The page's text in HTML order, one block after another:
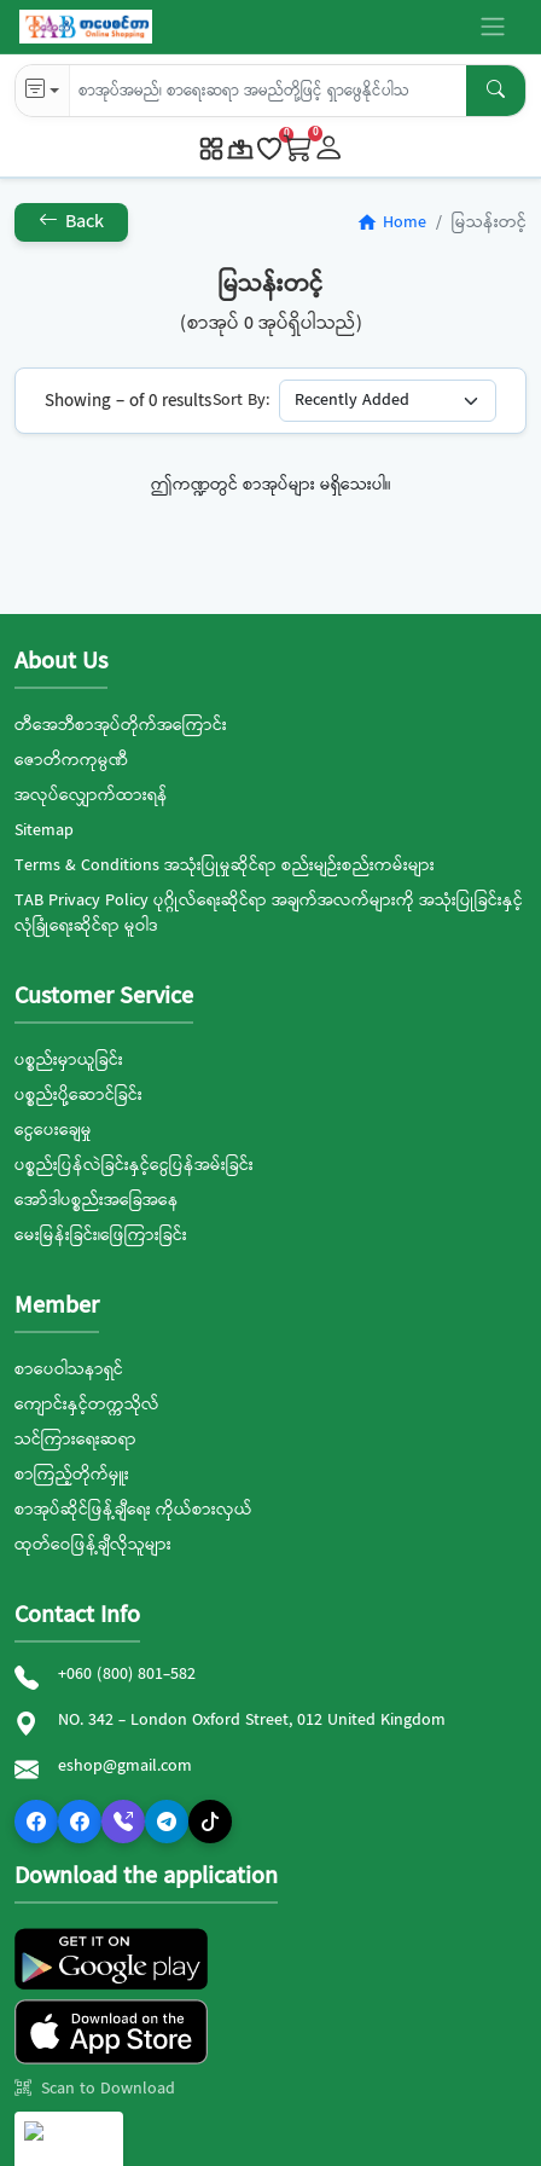
0 0
Back home Home မြသန်းတင့်
မြသန်းတင့်
(စာအုပ် 0 အုပ်ရှိပါသည်)
Showing – of 0 resultsSort By:
ဤကဏ္ဍတွင် စာအုပ်များ မရှိသေးပါ။
About Us
တီအေဘီစာအုပ်တိုက်အကြောင်း
ဇောတိကကုမ္ပဏီ
အလုပ်လျှောက်ထားရန်
Sitemap
Terms & Conditions အသုံးပြုမှုဆိုင်ရာ စည်းမျဉ်းစည်းကမ်းများ
TAB Privacy Policy ပုဂ္ဂိုလ်ရေးဆိုင်ရာ အချက်အလက်များကို အသုံးပြုခြင်းနှင့်
လုံခြုံရေးဆိုင်ရာ မူဝါဒ
Customer Service
ပစ္စည်းမှာယူခြင်း
ပစ္စည်းပို့ဆောင်ခြင်း
ငွေပေးချေမှု
ပစ္စည်းပြန်လဲခြင်းနှင့်ငွေပြန်အမ်းခြင်း
အော်ဒါပစ္စည်းအခြေအနေ
မေးမြန်းခြင်း၊ဖြေကြားခြင်း
Member
စာပေဝါသနာရှင်
ကျောင်းနှင့်တက္ကသိုလ်
သင်ကြားရေးဆရာ
စာကြည့်တိုက်မှူး
စာအုပ်ဆိုင်ဖြန့်ချီရေး ကိုယ်စားလှယ်
ထုတ်ဝေဖြန့်ချီလိုသူများ
Contact Info
+060 (800) 801-582
NO. 342 - London Oxford Street, 012 United Kingdom
eshop@gmail.com
Download the application
Scan to Download